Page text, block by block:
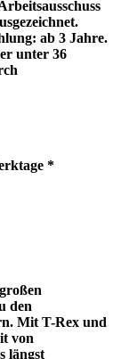
ab 3 Jahre.
unter 36
*
den
Mit T-Rex und
von
längst